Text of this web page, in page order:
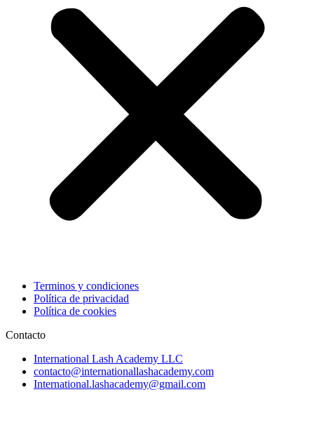
Terminos y condiciones
Política de privacidad
Política de cookies
Contacto
International Lash Academy LLC
contacto@internationallashacademy.com
International.lashacademy@gmail.com